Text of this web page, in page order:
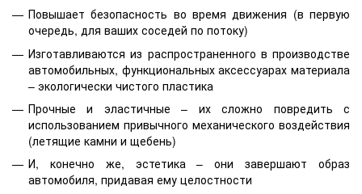
Повышает безопасность во время движения (в первую
очередь, для ваших соседей по потоку)
Изготавливаются из распространенного в производстве
автомобильных, функциональных аксессуарах материала
– экологически чистого пластика
Прочные и эластичные – их сложно повредить с
использованием привычного механического воздействия
(летящие камни и щебень)
И, конечно же, эстетика – они завершают образ
автомобиля, придавая ему целостности